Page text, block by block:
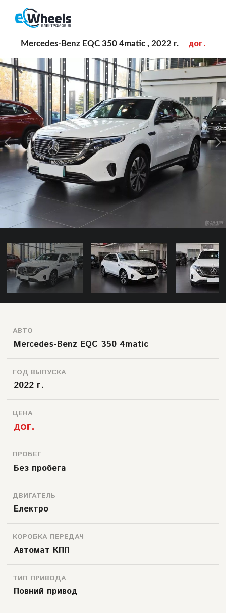
Mercedes-Benz EQC 350 4matic , 2022 г. дог.
АВТО
Mercedes-Benz EQC 350 4matic
ГОД ВЫПУСКА
2022 г.
ЦЕНА
дог.
ПРОБЕГ
Без пробега
ДВИГАТЕЛЬ
Електро
КОРОБКА ПЕРЕДАЧ
Автомат КПП
ТИП ПРИВОДА
Повний привод